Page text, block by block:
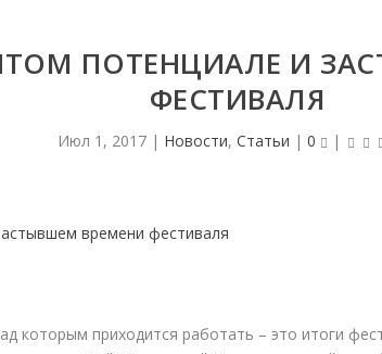
ПОТЕНЦИАЛЕ И
ФЕСТИВАЛЯ
Июл 1, 2017 | Новости,Статьи |0 |
которым приходится работать – это итоги